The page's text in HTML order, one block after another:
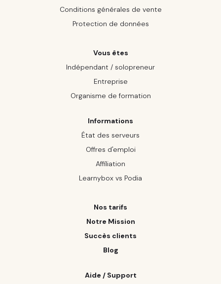
Conditions générales de vente
Protection de données
Vous êtes
Indépendant / solopreneur
Entreprise
Organisme de formation
Informations
État des serveurs
Offres d'emploi
Affiliation
Learnybox vs Podia
Nos tarifs
Notre Mission
Succès clients
Blog
Aide / Support